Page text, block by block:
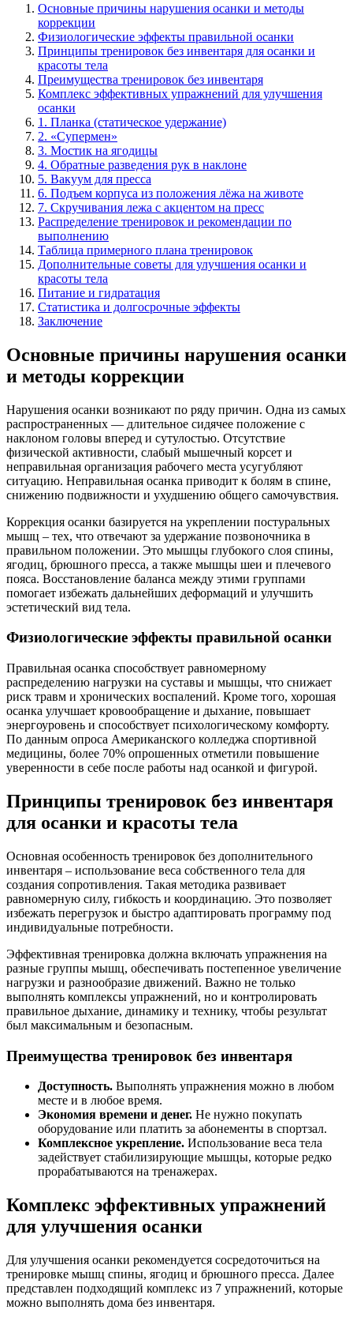
Основные причины нарушения осанки и методы
коррекции
Физиологические эффекты правильной осанки
Принципы тренировок без инвентаря для осанки и
красоты тела
Преимущества тренировок без инвентаря
Комплекс эффективных упражнений для улучшения
осанки
1. Планка (статическое удержание)
2. «Супермен»
3. Мостик на ягодицы
4. Обратные разведения рук в наклоне
5. Вакуум для пресса
6. Подъем корпуса из положения лёжа на животе
7. Скручивания лежа с акцентом на пресс
Распределение тренировок и рекомендации по
выполнению
Таблица примерного плана тренировок
Дополнительные советы для улучшения осанки и
красоты тела
Питание и гидратация
Статистика и долгосрочные эффекты
Заключение
Основные причины нарушения осанки
и методы коррекции
Нарушения осанки возникают по ряду причин. Одна из самых
распространенных — длительное сидячее положение с
наклоном головы вперед и сутулостью. Отсутствие
физической активности, слабый мышечный корсет и
неправильная организация рабочего места усугубляют
ситуацию. Неправильная осанка приводит к болям в спине,
снижению подвижности и ухудшению общего самочувствия.
Коррекция осанки базируется на укреплении постуральных
мышц – тех, что отвечают за удержание позвоночника в
правильном положении. Это мышцы глубокого слоя спины,
ягодиц, брюшного пресса, а также мышцы шеи и плечевого
пояса. Восстановление баланса между этими группами
помогает избежать дальнейших деформаций и улучшить
эстетический вид тела.
Физиологические эффекты правильной осанки
Правильная осанка способствует равномерному
распределению нагрузки на суставы и мышцы, что снижает
риск травм и хронических воспалений. Кроме того, хорошая
осанка улучшает кровообращение и дыхание, повышает
энергоуровень и способствует психологическому комфорту.
По данным опроса Американского колледжа спортивной
медицины, более 70% опрошенных отметили повышение
уверенности в себе после работы над осанкой и фигурой.
Принципы тренировок без инвентаря
для осанки и красоты тела
Основная особенность тренировок без дополнительного
инвентаря – использование веса собственного тела для
создания сопротивления. Такая методика развивает
равномерную силу, гибкость и координацию. Это позволяет
избежать перегрузок и быстро адаптировать программу под
индивидуальные потребности.
Эффективная тренировка должна включать упражнения на
разные группы мышц, обеспечивать постепенное увеличение
нагрузки и разнообразие движений. Важно не только
выполнять комплексы упражнений, но и контролировать
правильное дыхание, динамику и технику, чтобы результат
был максимальным и безопасным.
Преимущества тренировок без инвентаря
Доступность. Выполнять упражнения можно в любом
месте и в любое время.
Экономия времени и денег. Не нужно покупать
оборудование или платить за абонементы в спортзал.
Комплексное укрепление. Использование веса тела
задействует стабилизирующие мышцы, которые редко
прорабатываются на тренажерах.
Комплекс эффективных упражнений
для улучшения осанки
Для улучшения осанки рекомендуется сосредоточиться на
тренировке мышц спины, ягодиц и брюшного пресса. Далее
представлен подходящий комплекс из 7 упражнений, которые
можно выполнять дома без инвентаря.